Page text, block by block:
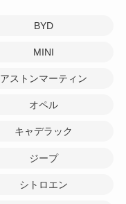
BYD
MINI
アストンマーティン
オペル
キャデラック
ジープ
シトロエン